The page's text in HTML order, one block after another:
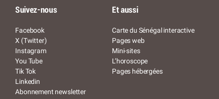
Suivez-nous
Facebook
X (Twitter)
Instagram
You Tube
Tik Tok
Linkedin
Abonnement newsletter
Et aussi
Carte du Sénégal interactive
Pages web
Mini-sites
L’horoscope
Pages hébergées